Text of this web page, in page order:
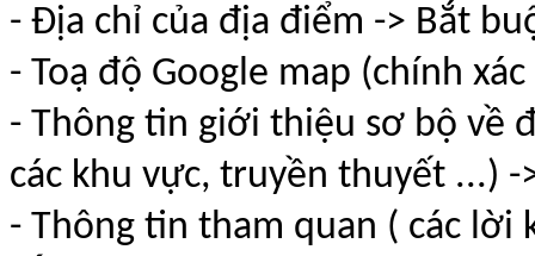
- Địa chỉ của địa điểm -> Bắt
- Toạ độ Google map (chính
- Thông tin giới thiệu sơ bộ về
các khu vực, truyền thuyết ...) -
- Thông tin tham quan ( các lời